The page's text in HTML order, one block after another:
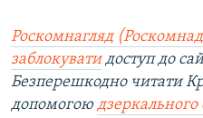
Роскомнагляд
заблокуватидоступ до
Безперешкодно читати
допомогою дзеркального